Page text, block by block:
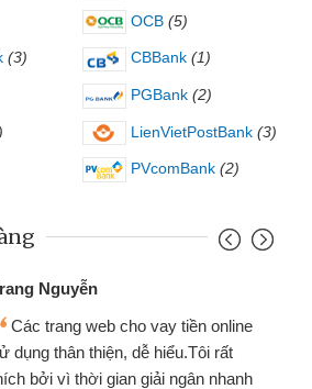
OCB (5)
(3) CBBank (1)
PGBank (2)
LienVietPostBank (3)
PVcomBank (2)
Nguyễn
Các trang web cho vay tiền online
dụng thân thiện, dễ hiểu.Tôi rất
bởi vì thời gian giải ngân nhanh